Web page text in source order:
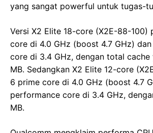
yang sangat powerful untuk tugas-
Versi X2 Elite 18-core (X2E-88-100)
core di 4.0 GHz (boost 4.7 GHz)
core di 3.4 GHz, dengan total cache
MB. Sedangkan X2 Elite 12-core
6 prime core di 4.0 GHz (boost 4.7
performance core di 3.4 GHz,
MB.